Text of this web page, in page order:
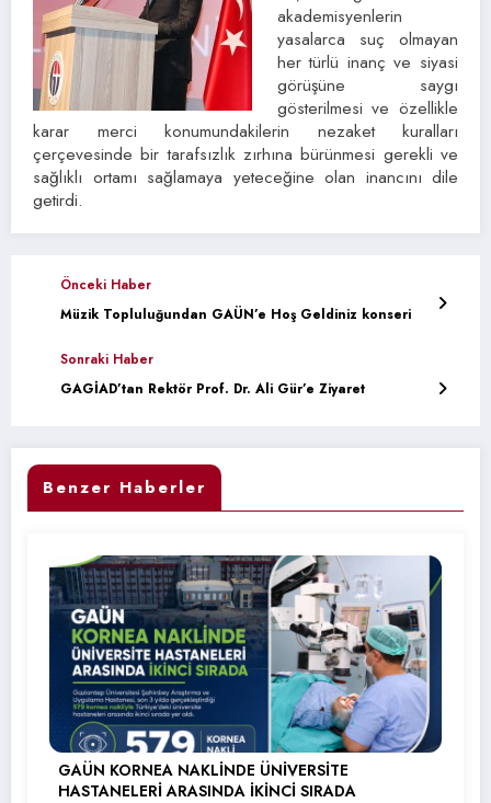
akademisyenlerin
yasalarca suç olmayan
her türlü inanç ve siyasi
görüşüne saygı
gösterilmesi ve özellikle
karar merci konumundakilerin nezaket kuralları
çerçevesinde bir tarafsızlık zırhına bürünmesi gerekli ve
sağlıklı ortamı sağlamaya yeteceğine olan inancını dile
getirdi.
Önceki Haber
Müzik Topluluğundan GAÜN’e Hoş Geldiniz konseri
Sonraki Haber
GAGİAD’tan Rektör Prof. Dr. Ali Gür’e Ziyaret
Benzer Haberler
GAÜN KORNEA NAKLİNDE ÜNİVERSİTE
HASTANELERİ ARASINDA İKİNCİ SIRADA